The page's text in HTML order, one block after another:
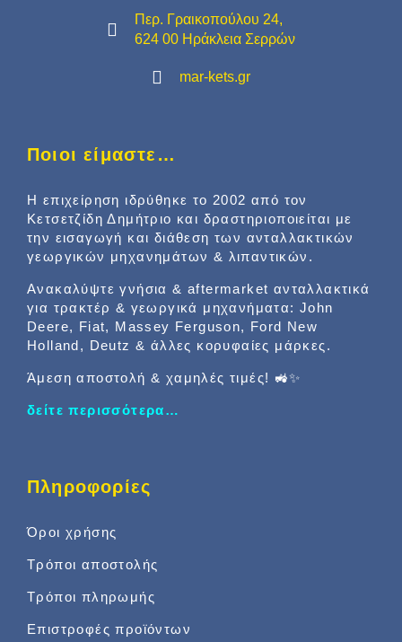
Περ. Γραικοπούλου 24,
624 00 Ηράκλεια Σερρών
mar-kets.gr
Ποιοι είμαστε…
Η επιχείρηση ιδρύθηκε το 2002 από τον
Κετσετζίδη Δημήτριο και δραστηριοποιείται με
την εισαγωγή και διάθεση των ανταλλακτικών
γεωργικών μηχανημάτων & λιπαντικών.
Ανακαλύψτε γνήσια & aftermarket ανταλλακτικά
για τρακτέρ & γεωργικά μηχανήματα: John
Deere, Fiat, Massey Ferguson, Ford New
Holland, Deutz & άλλες κορυφαίες μάρκες.
Άμεση αποστολή & χαμηλές τιμές! 🚜✨
δείτε περισσότερα…
Πληροφορίες
Όροι χρήσης
Τρόποι αποστολής
Τρόποι πληρωμής
Επιστροφές προϊόντων